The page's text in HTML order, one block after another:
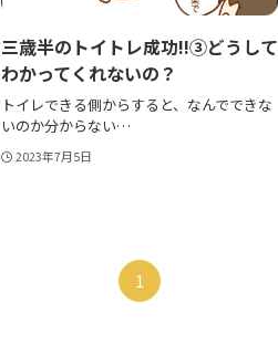
三歳半のトイトレ成功!!③どうして
わかってくれないの？
トイレできる側からすると、なんでできな
いのか分からない…
2023年7月5日
1